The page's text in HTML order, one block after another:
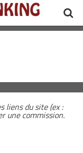
liens du site (ex :
une commission.